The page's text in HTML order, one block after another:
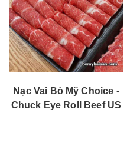
Nạc Vai Bò Mỹ Choice -
Chuck Eye Roll Beef US